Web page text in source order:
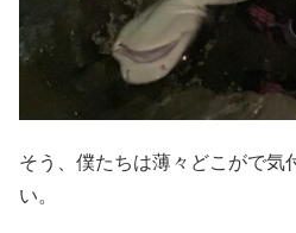
そう、僕たちは薄々どこがで気
い。